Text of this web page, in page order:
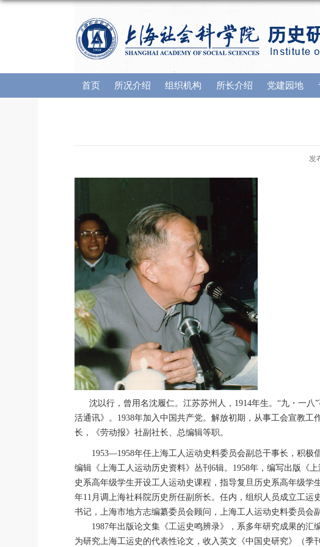
首页 所况介绍 组织机构 所长介绍 党建园地
发
沈以行，曾用名沈履仁。江苏苏州人，1914年生。“九・一八
活通讯》。1938年加入中国共产党。解放初期，从事工会宣教
长，《劳动报》社副社长、总编辑等职。
1953―1958年任上海工人运动史料委员会副总干事长，积极倡
编辑《上海工人运动历史资料》丛刊6辑。1958年，编写出版《
史系高年级学生开设工人运动史课程，指导复旦历史系高年级学
年11月调上海社科院历史所任副所长。任内，组织人员成立工
书记，上海市地方志编纂委员会顾问，上海工人运动史料委员会
1987年出版论文集《工运史鸣辨录》，系多年研究成果的汇
为研究上海工运史的代表性论文，收入英文《中国史研究》（